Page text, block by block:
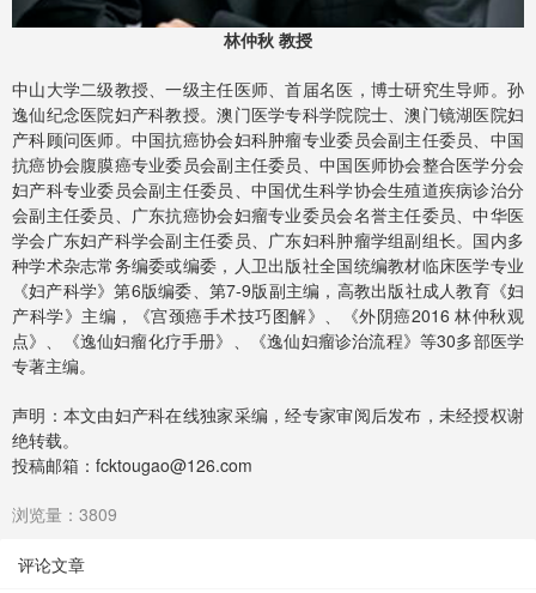
林仲秋 教授
中山大学二级教授、一级主任医师、首届名医，博士研究生导师。孙
逸仙纪念医院妇产科教授。澳门医学专科学院院士、澳门镜湖医院妇
产科顾问医师。中国抗癌协会妇科肿瘤专业委员会副主任委员、中国
抗癌协会腹膜癌专业委员会副主任委员、中国医师协会整合医学分会
妇产科专业委员会副主任委员、中国优生科学协会生殖道疾病诊治分
会副主任委员、广东抗癌协会妇瘤专业委员会名誉主任委员、中华医
学会广东妇产科学会副主任委员、广东妇科肿瘤学组副组长。国内多
种学术杂志常务编委或编委，人卫出版社全国统编教材临床医学专业
《妇产科学》第6版编委、第7-9版副主编，高教出版社成人教育《妇
产科学》主编，《宫颈癌手术技巧图解》、《外阴癌2016 林仲秋观
点》、《逸仙妇瘤化疗手册》、《逸仙妇瘤诊治流程》等30多部医学
专著主编。
声明：本文由妇产科在线独家采编，经专家审阅后发布，未经授权谢
绝转载。
投稿邮箱：fcktougao@126.com
浏览量：3809
评论文章